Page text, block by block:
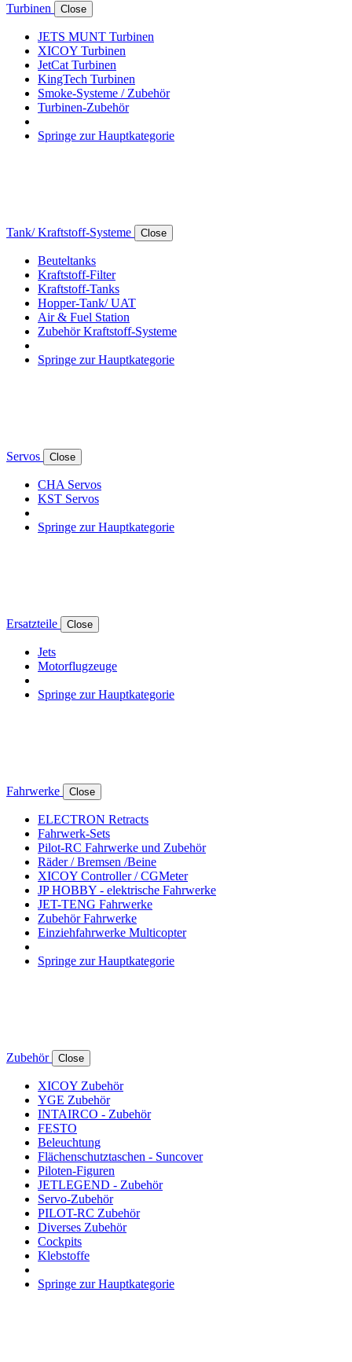
Turbinen Close
JETS MUNT Turbinen
XICOY Turbinen
JetCat Turbinen
KingTech Turbinen
Smoke-Systeme / Zubehör
Turbinen-Zubehör
Springe zur Hauptkategorie
Tank/ Kraftstoff-Systeme Close
Beuteltanks
Kraftstoff-Filter
Kraftstoff-Tanks
Hopper-Tank/ UAT
Air & Fuel Station
Zubehör Kraftstoff-Systeme
Springe zur Hauptkategorie
Servos Close
CHA Servos
KST Servos
Springe zur Hauptkategorie
Ersatzteile Close
Jets
Motorflugzeuge
Springe zur Hauptkategorie
Fahrwerke Close
ELECTRON Retracts
Fahrwerk-Sets
Pilot-RC Fahrwerke und Zubehör
Räder / Bremsen /Beine
XICOY Controller / CGMeter
JP HOBBY - elektrische Fahrwerke
JET-TENG Fahrwerke
Zubehör Fahrwerke
Einziehfahrwerke Multicopter
Springe zur Hauptkategorie
Zubehör Close
XICOY Zubehör
YGE Zubehör
INTAIRCO - Zubehör
FESTO
Beleuchtung
Flächenschutztaschen - Suncover
Piloten-Figuren
JETLEGEND - Zubehör
Servo-Zubehör
PILOT-RC Zubehör
Diverses Zubehör
Cockpits
Klebstoffe
Springe zur Hauptkategorie